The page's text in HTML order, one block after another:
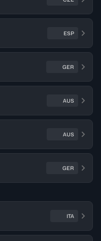
ESP
GER
AUS
AUS
GER
ITA